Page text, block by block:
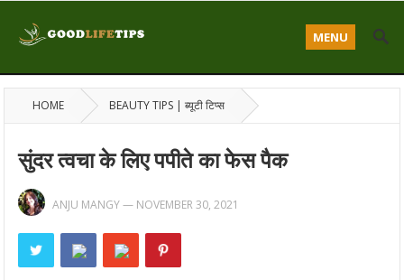
MENU
HOME BEAUTY TIPS | ब्यूटी टिप्स
सुंदर त्वचा के लिए पपीते का फेस पैक
ANJU MANGY— NOVEMBER 30, 2021